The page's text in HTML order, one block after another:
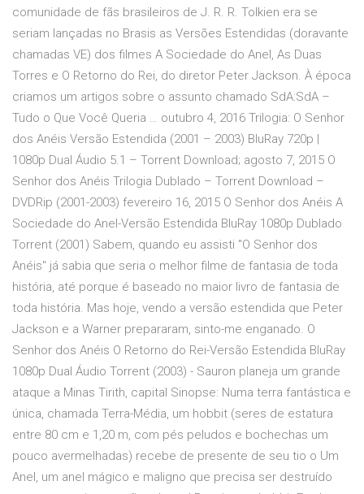
comunidade de fãs brasileiros de J. R. R. Tolkien era se
seriam lançadas no Brasis as Versões Estendidas (doravante
chamadas VE) dos filmes A Sociedade do Anel, As Duas
Torres e O Retorno do Rei, do diretor Peter Jackson. À época
criamos um artigos sobre o assunto chamado SdA:SdA –
Tudo o Que Você Queria … outubro 4, 2016 Trilogia: O Senhor
dos Anéis Versão Estendida (2001 – 2003) BluRay 720p |
1080p Dual Áudio 5.1 – Torrent Download; agosto 7, 2015 O
Senhor dos Anéis Trilogia Dublado – Torrent Download –
DVDRip (2001-2003) fevereiro 16, 2015 O Senhor dos Anéis A
Sociedade do Anel-Versão Estendida BluRay 1080p Dublado
Torrent (2001) Sabem, quando eu assisti "O Senhor dos
Anéis" já sabia que seria o melhor filme de fantasia de toda
história, até porque é baseado no maior livro de fantasia de
toda história. Mas hoje, vendo a versão estendida que Peter
Jackson e a Warner prepararam, sinto-me enganado. O
Senhor dos Anéis O Retorno do Rei-Versão Estendida BluRay
1080p Dual Áudio Torrent (2003) - Sauron planeja um grande
ataque a Minas Tirith, capital Sinopse: Numa terra fantástica e
única, chamada Terra-Média, um hobbit (seres de estatura
entre 80 cm e 1,20 m, com pés peludos e bochechas um
pouco avermelhadas) recebe de presente de seu tio o Um
Anel, um anel mágico e maligno que precisa ser destruído